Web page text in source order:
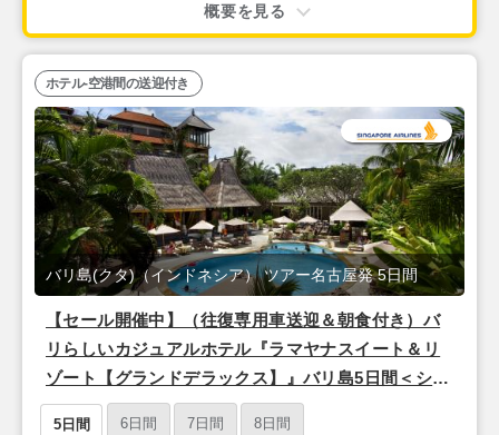
概要を見る
【セール開催中】（往復専用車送迎＆朝食付き）バ
リらしいカジュアルホテル『ラマヤナスイート＆リ
ゾート【グランドデラックス】』バリ島5日間＜シン
ガポール航空/名古屋発＞
バリ島(クタ)（インドネシア） ツアー名古屋発 5日間
ホテル-空港間の送迎付き
5日間 6日間 7日間 8日間